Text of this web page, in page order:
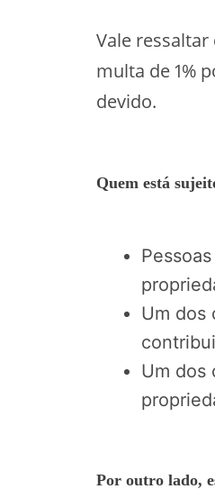
Vale
multa de 1%
devido.
Quem está
Um dos
Um dos
Por outro lado,